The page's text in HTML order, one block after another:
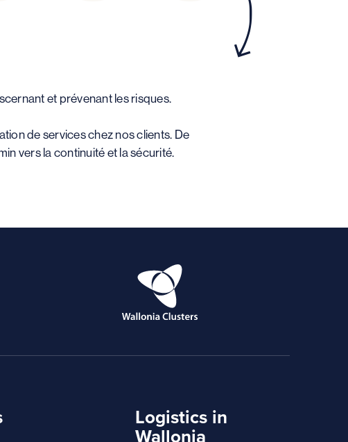
et prévenant les risques.
de services chez nos clients. De
vers la continuité et la sécurité.
Logistics in
Wallonia